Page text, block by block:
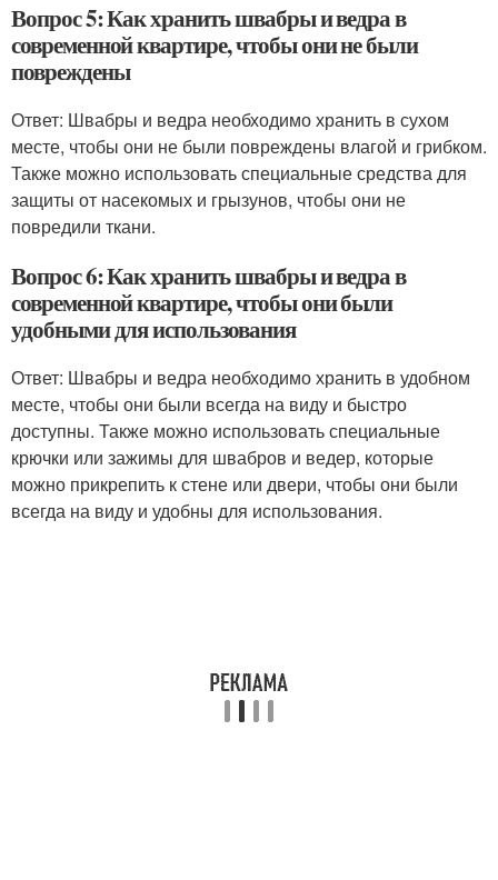
Вопрос 5: Как хранить швабры и ведра в
современной квартире, чтобы они не были
повреждены
Ответ: Швабры и ведра необходимо хранить в сухом
месте, чтобы они не были повреждены влагой и грибком.
Также можно использовать специальные средства для
защиты от насекомых и грызунов, чтобы они не
повредили ткани.
Вопрос 6: Как хранить швабры и ведра в
современной квартире, чтобы они были
удобными для использования
Ответ: Швабры и ведра необходимо хранить в удобном
месте, чтобы они были всегда на виду и быстро
доступны. Также можно использовать специальные
крючки или зажимы для швабров и ведер, которые
можно прикрепить к стене или двери, чтобы они были
всегда на виду и удобны для использования.